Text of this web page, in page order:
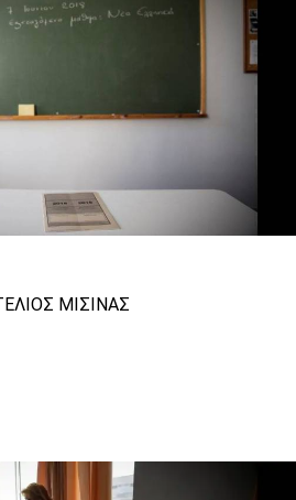
ΜΙΣΙΝΑΣ